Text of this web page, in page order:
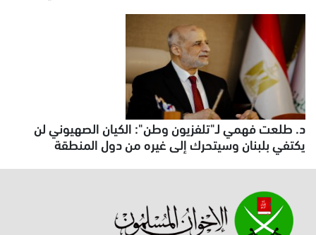
د. طلعت فهمي لـ"تلفزيون وطن": الكيان الصهيوني لن
يكتفي بلبنان وسيتحرك إلى غيره من دول المنطقة